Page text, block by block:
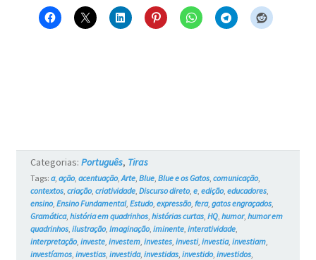
–
#4
Categorias: Português, Tiras
Tags: a, ação, acentuação, Arte, Blue, Blue e os Gatos, comunicação,
contextos, criação, criatividade, Discurso direto, e, edição, educadores,
ensino, Ensino Fundamental, Estudo, expressão, fera, gatos engraçados,
Gramática, história em quadrinhos, histórias curtas, HQ, humor, humor em
quadrinhos, ilustração, Imaginação, iminente, interatividade,
interpretação, investe, investem, investes, investi, investia, investiam,
investíamos, investias, investida, investidas, investido, investidos,